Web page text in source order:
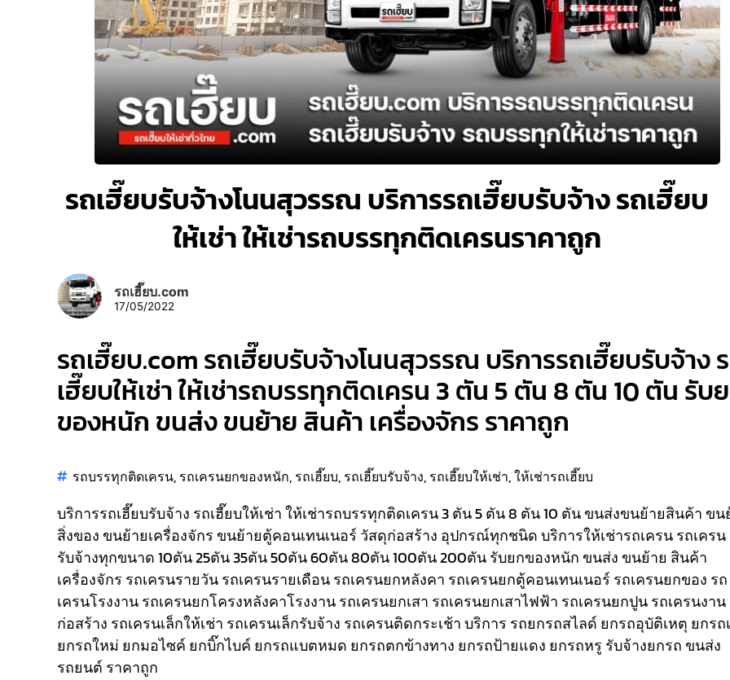
รถเฮี๊ยบรับจ้างโนนสุวรรณ บริการรถเฮี๊ยบรับจ้าง รถเฮี๊ยบ
ให้เช่า ให้เช่ารถบรรทุกติดเครนราคาถูก
รถเฮี๊ยบ.com
17/05/2022
รถเฮี๊ยบ.com รถเฮี๊ยบรับจ้างโนนสุวรรณ บริการรถเฮี๊ยบรับจ้าง
เฮี๊ยบให้เช่า ให้เช่ารถบรรทุกติดเครน 3 ตัน 5 ตัน 8 ตัน 10 ตัน รับ
ของหนัก ขนส่ง ขนย้าย สินค้า เครื่องจักร ราคาถูก
รถบรรทุกติดเครน, รถเครนยกของหนัก, รถเฮี๊ยบ, รถเฮี๊ยบรับจ้าง, รถเฮี๊ยบให้เช่า,ให้เช่ารถเฮี๊ยบ
บริการรถเฮี๊ยบรับจ้าง รถเฮี๊ยบให้เช่า ให้เช่ารถบรรทุกติดเครน 3 ตัน 5 ตัน 8 ตัน 10 ตัน ขนส่งขนย้ายสินค้า ขน
สิ่งของ ขนย้ายเครื่องจักร ขนย้ายตู้คอนเทนเนอร์ วัสดุก่อสร้าง อุปกรณ์ทุกชนิดบริการให้เช่ารถเครน รถเครน
รับจ้างทุกขนาด 10ตัน 25ตัน 35ตัน 50ตัน 60ตัน 80ตัน 100ตัน 200ตัน รับยกของหนัก ขนส่ง ขนย้าย สินค้า
เครื่องจักร รถเครนรายวัน รถเครนรายเดือน รถเครนยกหลังคา รถเครนยกตู้คอนเทนเนอร์ รถเครนยกของ รถ
เครนโรงงาน รถเครนยกโครงหลังคาโรงงาน รถเครนยกเสา รถเครนยกเสาไฟฟ้า รถเครนยกปูน รถเครนงาน
ก่อสร้าง รถเครนเล็กให้เช่า รถเครนเล็กรับจ้าง รถเครนติดกระเช้าบริการ รถยกรถสไลด์ ยกรถอุบัติเหตุ ยกรถ
ยกรถใหม่ ยกมอไซค์ ยกบิ๊กไบค์ ยกรถแบตหมด ยกรถตกข้างทาง ยกรถป้ายแดง ยกรถหรู รับจ้างยกรถ ขนส่ง
รถยนต์ ราคาถูก